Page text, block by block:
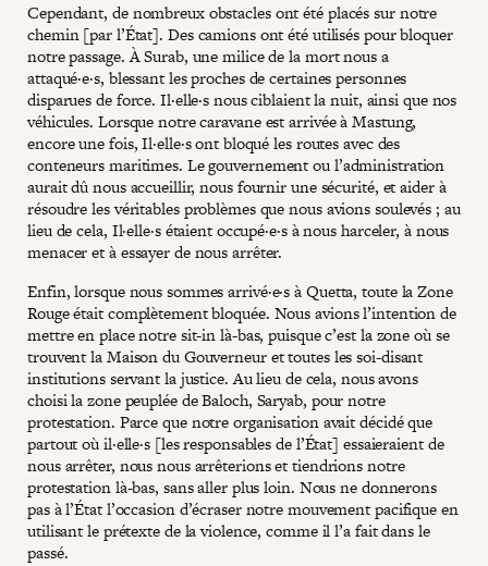
Cependant, de nombreux obstacles ont été placés sur notre
chemin [par l’État]. Des camions ont été utilisés pour bloquer
notre passage. À Surab, une milice de la mort nous a
attaqué·e·s, blessant les proches de certaines personnes
disparues de force. Il·elle·s nous ciblaient la nuit, ainsi que nos
véhicules. Lorsque notre caravane est arrivée à Mastung,
encore une fois, Il·elle·s ont bloqué les routes avec des
conteneurs maritimes. Le gouvernement ou l’administration
aurait dû nous accueillir, nous fournir une sécurité, et aider à
résoudre les véritables problèmes que nous avions soulevés ; au
lieu de cela, Il·elle·s étaient occupé·e·s à nous harceler, à nous
menacer et à essayer de nous arrêter.
Enfin, lorsque nous sommes arrivé·e·s à Quetta, toute la Zone
Rouge était complètement bloquée. Nous avions l’intention de
mettre en place notre sit-in là-bas, puisque c’est la zone où se
trouvent la Maison du Gouverneur et toutes les soi-disant
institutions servant la justice. Au lieu de cela, nous avons
choisi la zone peuplée de Baloch, Saryab, pour notre
protestation. Parce que notre organisation avait décidé que
partout où il·elle·s [les responsables de l’État] essaieraient de
nous arrêter, nous nous arrêterions et tiendrions notre
protestation là-bas, sans aller plus loin. Nous ne donnerons
pas à l’État l’occasion d’écraser notre mouvement pacifique en
utilisant le prétexte de la violence, comme il l’a fait dans le
passé.